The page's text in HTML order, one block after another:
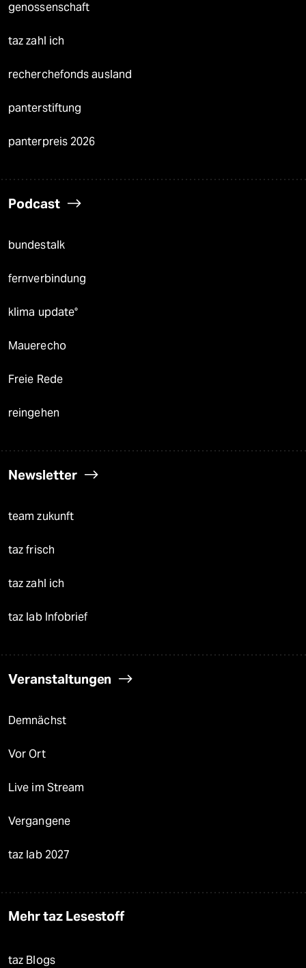
genossenschaft
taz zahl ich
recherchefonds ausland
panterstiftung
panterpreis 2026
Podcast
bundestalk
fernverbindung
klima update°
Mauerecho
Freie Rede
reingehen
Newsletter
team zukunft
taz frisch
taz zahl ich
taz lab Infobrief
Veranstaltungen
Demnächst
Vor Ort
Live im Stream
Vergangene
taz lab 2027
Mehr taz Lesestoff
taz Blogs